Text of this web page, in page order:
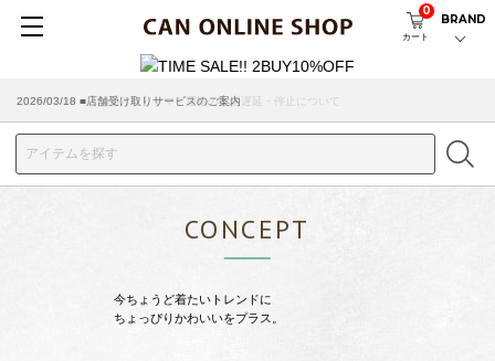
カート
0
BRAND
2026/07/29 ■【お知らせ】ヤマト運輸の配送遅延・停止について
2026/03/18 ■店舗受け取りサービスのご案内
CONCEPT
今ちょうど着たいトレンドに
ちょっぴりかわいいをプラス。